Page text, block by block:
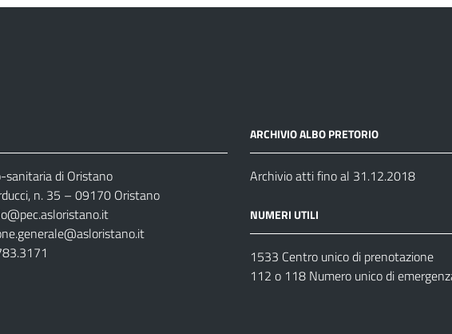
sanitaria di Oristano
n. 35 – 09170 Oristano
ARCHIVIO ALBO PRETORIO
Archivio atti fino al 31.12.2018
NUMERI UTILI
1533 Centro unico di prenotazione
112 o 118 Numero unico di